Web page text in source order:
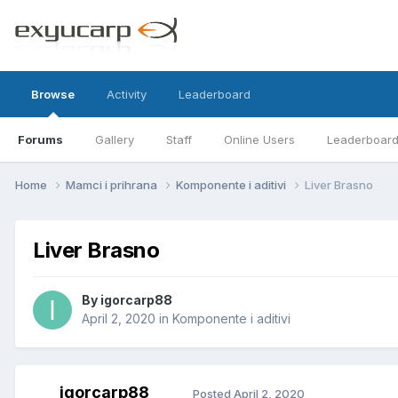
Browse
Forums Gallery Staff Online Users Leaderboard
Activity Leaderboard
Home Mamci i prihrana Komponente i aditivi Liver Brasno
Liver Brasno
By igorcarp88
April 2, 2020 in Komponente i aditivi
igorcarp88 Posted April 2, 2020